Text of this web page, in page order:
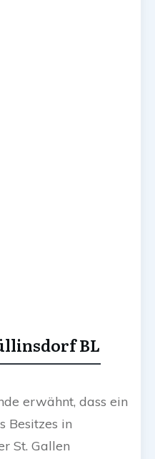
BL
erwähnt, dass ein
Besitzes in
St. Gallen